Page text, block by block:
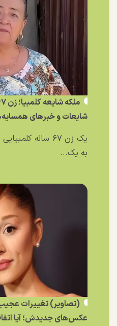
شایعات و خبر‌های
یک زن ۶۷ ساله
به یک...
(تصاویر) تغییرات عجیب
عکس‌های جدیدش؛ آیا